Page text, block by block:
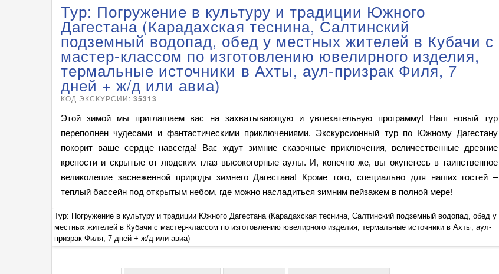
Тур: Погружение в культуру и традиции Южного
Дагестана (Карадахская теснина, Салтинский
подземный водопад, обед у местных жителей в Кубачи с
мастер-классом по изготовлению ювелирного изделия,
термальные источники в Ахты, аул-призрак Филя, 7
дней + ж/д или авиа)
КОД ЭКСКУРСИИ:35313
Этой зимой мы приглашаем вас на захватывающую и увлекательную программу! Наш новый тур
переполнен чудесами и фантастическими приключениями. Экскурсионный тур по Южному Дагестану
покорит ваше сердце навсегда! Вас ждут зимние сказочные приключения, величественные древние
крепости и скрытые от людских глаз высокогорные аулы. И, конечно же, вы окунетесь в таинственное
великолепие заснеженной природы зимнего Дагестана! Кроме того, специально для наших гостей –
теплый бассейн под открытым небом, где можно насладиться зимним пейзажем в полной мере!
+
Тур: Погружение в культуру и традиции Южного Дагестана (Карадахская теснина, Салтинский подземный водопад, обед у
местных жителей в Кубачи с мастер-классом по изготовлению ювелирного изделия, термальные источники в Ахты, аул-
призрак Филя, 7 дней + ж/д или авиа)